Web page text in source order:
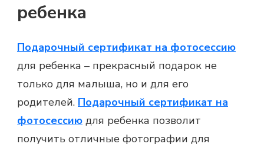
ребенка
Подарочный сертификат на фотосессию
для ребенка – прекрасный подарок не
только для малыша, но и для его
родителей. Подарочный сертификат на
фотосессию для ребенка позволит
получить отличные фотографии для